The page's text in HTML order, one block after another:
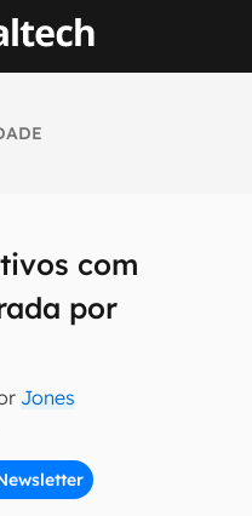
com
por
Jones
em primeira
se
com os Termos de
Canaltech.